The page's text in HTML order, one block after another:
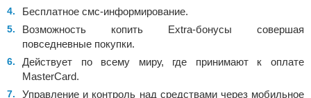
Бесплатное смс-информирование.
Возможность копить Extra-бонусы совершая
повседневные покупки.
Действует по всему миру, где принимают к оплате
MasterCard.
Управление и контроль над средствами через мобильное